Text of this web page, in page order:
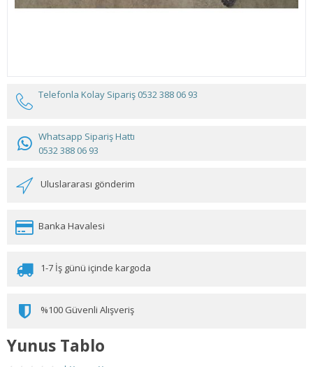
Telefonla Kolay Sipariş 0532 388 06 93
Whatsapp Sipariş Hattı
0532 388 06 93
Uluslararası gönderim
Banka Havalesi
1-7 İş günü içinde kargoda
%100 Güvenli Alışveriş
Yunus Tablo